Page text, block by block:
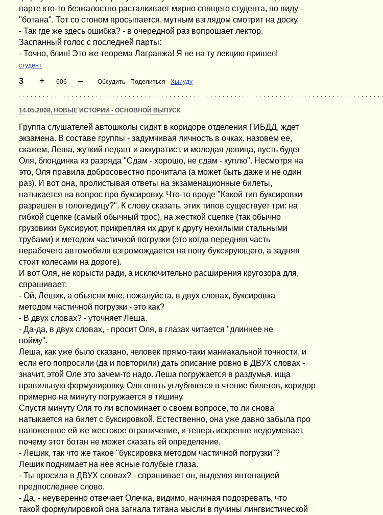
парте кто-то безжалостно расталкивает мирно спящего студента, по виду -
"ботана". Тот со стоном просыпается, мутным взглядом смотрит на доску.
- Так где же здесь ошибка? - в очередной раз вопрошает лектор.
Заспанный голос с последней парты:
- Точно, блин! Это же теорема Лагранжа! Я не на ту лекцию пришел!
студент
3 + 606 – Обсудить Поделиться Хыиуду
14.05.2008, НОВЫЕ ИСТОРИИ - ОСНОВНОЙ ВЫПУСК
Группа слушателей автошколы сидит в коридоре отделения ГИБДД, ждет
экзамена. В составе группы - задумчивая личность в очках, назовем ее,
скажем, Леша, жуткий педант и аккуратист, и молодая девица, пусть будет
Оля, блондинка из разряда "Сдам - хорошо, не сдам - куплю". Несмотря на
это, Оля правила добросовестно прочитала (а может быть даже и не один
раз). И вот она, пролистывая ответы на экзаменационные билеты,
натыкается на вопрос про буксировку. Что-то вроде "Какой тип буксировки
разрешен в гололедицу?". К слову сказать, этих типов существует три: на
гибкой сцепке (самый обычный трос), на жесткой сцепке (так обычно
грузовики буксируют, прикрепляя их друг к другу нехилыми стальными
трубами) и методом частичной погрузки (это когда передняя часть
нерабочего автомобиля взгромождается на попу буксирующего, а задняя
стоит колесами на дороге).
И вот Оля, не корысти ради, а исключительно расширения кругозора для,
спрашивает:
- Ой, Лешик, а объясни мне, пожалуйста, в двух словах, буксировка
методом частичной погрузки - это как?
- В двух словах? - уточняет Леша.
- Да-да, в двух словах, - просит Оля, в глазах читается "длиннее не
пойму".
Леша, как уже было сказано, человек прямо-таки маниакальной точности, и
если его попросили (да и повторили) дать описание ровно в ДВУХ словах -
значит, этой Оле это зачем-то надо. Леша погружается в раздумья, ища
правильную формулировку. Оля опять углубляется в чтение билетов, коридор
примерно на минуту погружается в тишину.
Спустя минуту Оля то ли вспоминает о своем вопросе, то ли снова
натыкается на билет с буксировкой. Естественно, она уже давно забыла про
наложенное ей же жестокое ограничение, и теперь искренне недоумевает,
почему этот ботан не может сказать ей определение.
- Лешик, так что же такое "буксировка методом частичной погрузки"?
Лешик поднимает на нее ясные голубые глаза.
- Ты просила в ДВУХ словах? - спрашивает он, выделяя интонацией
предпоследнее слово.
- Да, - неуверенно отвечает Олечка, видимо, начиная подозревать, что
такой формулировкой она загнала титана мысли в пучины лингвистической